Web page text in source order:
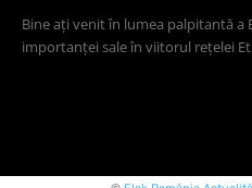
Bine ați venit în lumea palpitantă a
importanței sale în viitorul rețelei